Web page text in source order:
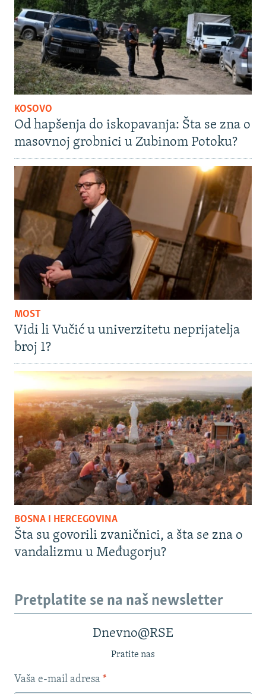
KOSOVO
Od hapšenja do iskopavanja: Šta se zna o
masovnoj grobnici u Zubinom Potoku?
MOST
Vidi li Vučić u univerzitetu neprijatelja
broj 1?
BOSNA I HERCEGOVINA
Šta su govorili zvaničnici, a šta se zna o
vandalizmu u Međugorju?
Pretplatite se na naš newsletter
Dnevno@RSE
Pratite nas
Vaša e-mail adresa *